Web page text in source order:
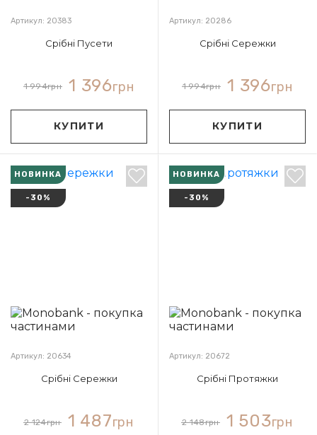
Артикул: 20383
Срібні Пусети
1 994грн 1 396грн
КУПИТИ
Артикул: 20286
Срібні Сережки
1 994грн 1 396грн
КУПИТИ
НОВИНКА
-30%
Артикул: 20634
Срібні Сережки
2 124грн 1 487грн
НОВИНКА
-30%
Артикул: 20672
Срібні Протяжки
2 148грн 1 503грн